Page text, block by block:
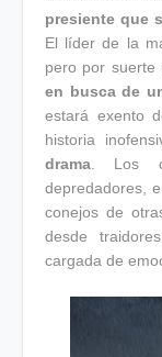
presiente que
El líder de la
pero por suerte
en busca de
estará exento
historia
drama . Los
depredadores,
conejos de
desde
cargada de